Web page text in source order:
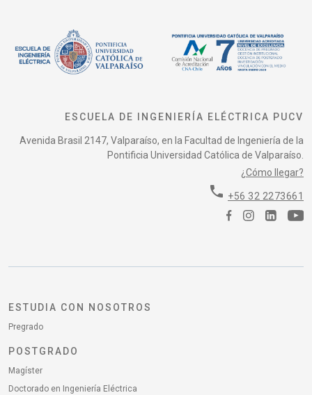
ESCUELA DE INGENIERÍA ELÉCTRICA PUCV
Avenida Brasil 2147, Valparaíso, en la Facultad de Ingeniería de la
Pontificia Universidad Católica de Valparaíso.
¿Cómo llegar?
phone +56 32 2273661
ESTUDIA CON NOSOTROS
Pregrado
POSTGRADO
Magíster
Doctorado en Ingeniería Eléctrica